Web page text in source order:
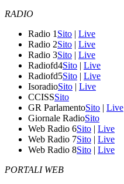
RADIO
Radio 1 Sito | Live
Radio 2Sito | Live
Radio 3Sito | Live
Radiofd4Sito | Live
Radiofd5Sito | Live
IsoradioSito | Live
CCISSSito
GR ParlamentoSito | Live
Giornale RadioSito
Web Radio 6Sito | Live
Web Radio 7Sito | Live
Web Radio 8Sito | Live
PORTALI WEB